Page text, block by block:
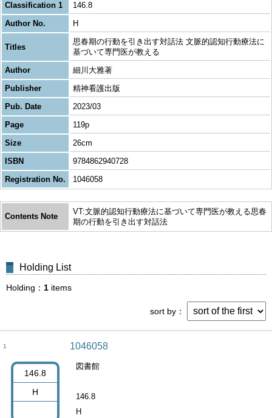
Classification 1
146.8
Author No.
H
Titles
思春期の行動を引き出す対話法 文脈的認知行動療法に
基づいて専門医が教える
Author
細川大雅著
Publisher
精神看護出版
Pub. Date
2023/03
Page
119p
Size
26cm
ISBN
9784862940728
Registration No.
1046058
Contents Note
VT:文脈的認知行動療法に基づいて専門医が教える思春
期の行動を引き出す対話法
Holding List
Holding 1 items
sort by
1
146.8
H
1046058
図書館
146.8
H